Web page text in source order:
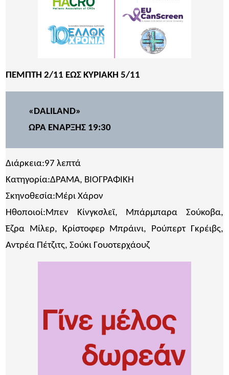
ΠΕΜΠΤΗ 2/11 ΕΩΣ ΚΥΡΙΑΚΗ 5/11
«DALILAND»
ΩΡΑ ΕΝΑΡΞΗΣ 19:30
Διάρκεια:97 λεπτά
Κατηγορία:ΔΡΑΜΑ, ΒΙΟΓΡΑΦΙΚΗ
Σκηνοθεσία:Μέρι Χάρον
Ηθοποιοί:Μπεν Κίνγκσλεϊ, Μπάρμπαρα Σούκοβα,
Έζρα Μίλερ, Κρίστοφερ Μπράινι, Ρούπερτ Γκρέιβς,
Αντρέα Πέτζιτς, Σούκι Γουοτερχάουζ